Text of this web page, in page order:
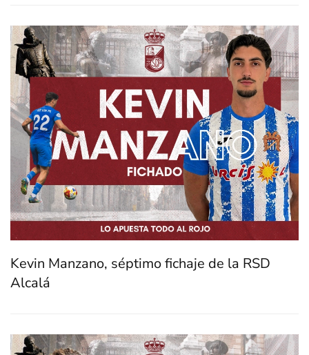
Kevin Manzano, séptimo fichaje de la RSD
Alcalá